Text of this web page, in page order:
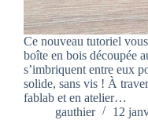
Ce nouveau tutoriel
boîte en bois découpée
s’imbriquent entre eux
solide, sans vis ! À
fablab et en atelier…
gauthier
12